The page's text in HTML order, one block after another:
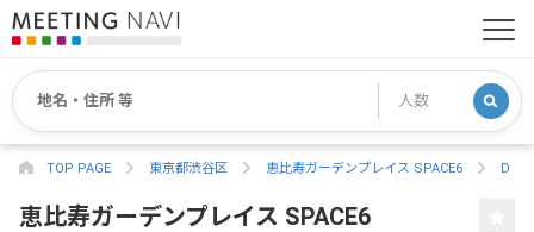
TOP PAGE 東京都渋谷区 恵比寿ガーデンプレイス SPACE6 D
恵比寿ガーデンプレイス SPACE6